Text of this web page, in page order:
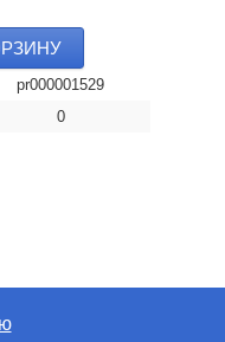
pr000001529
0